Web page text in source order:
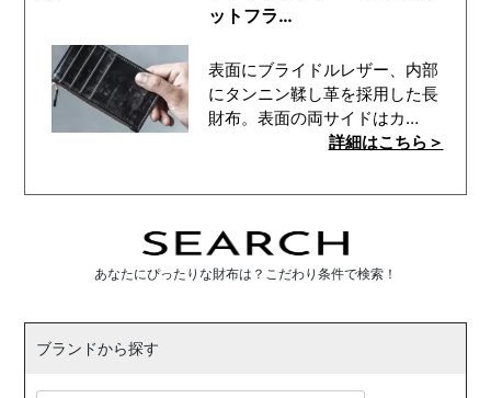
ットフラ…
表面にブライドルレザー、内部
にタンニン鞣し革を採用した長
財布。表面の両サイドはカ…
詳細はこちら＞
あなたにぴったりな財布は？こだわり条件で検索！
ブランドから探す